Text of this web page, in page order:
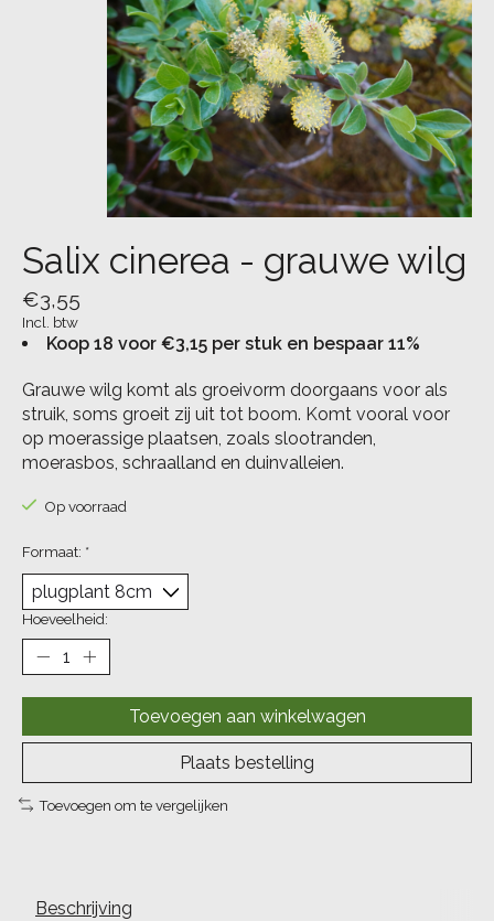
Salix cinerea - grauwe wilg
€3,55
Incl. btw
Koop 18 voor €3,15 per stuk en bespaar 11%
Grauwe wilg komt als groeivorm doorgaans voor als
struik, soms groeit zij uit tot boom. Komt vooral voor
op moerassige plaatsen, zoals slootranden,
moerasbos, schraalland en duinvalleien.
Op voorraad
Formaat: *
Hoeveelheid:
Toevoegen aan winkelwagen
Plaats bestelling
Toevoegen om te vergelijken
Beschrijving